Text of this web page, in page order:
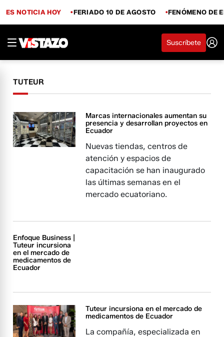
ES NOTICIA HOY FERIADO 10 DE AGOSTO FENÓMENO DE
Suscríbete
TUTEUR
Marcas internacionales aumentan su
presencia y desarrollan proyectos en
Ecuador
Nuevas tiendas, centros de
atención y espacios de
capacitación se han inaugurado
las últimas semanas en el
mercado ecuatoriano.
Enfoque Business |
Tuteur incursiona
en el mercado de
medicamentos de
Ecuador
Tuteur incursiona en el mercado de
medicamentos de Ecuador
La compañía, especializada en